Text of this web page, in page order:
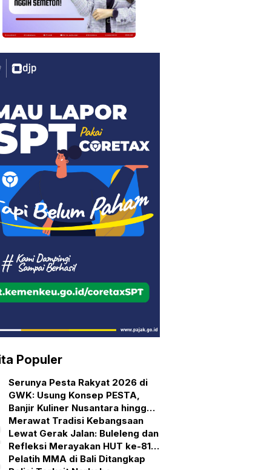
Populer
Serunya Pesta Rakyat 2026 di
GWK: Usung Konsep PESTA,
Banjir Kuliner Nusantara hingga
Pesta Kembang Api
Merawat Tradisi Kebangsaan
Lewat Gerak Jalan: Buleleng dan
Refleksi Merayakan HUT ke-81
RI
Pelatih MMA di Bali Ditangkap